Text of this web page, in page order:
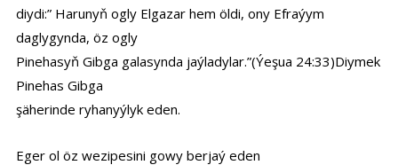
diydi:” Harunyň ogly Elgazar hem öldi, ony Efraýym
daglygynda, öz ogly
Pinehasyň Gibga galasynda jaýladylar.”(Ýeşua 24:33)Diymek
Pinehas Gibga
şäherinde ryhanyýlyk eden.
Eger ol öz wezipesini gowy berjaý eden